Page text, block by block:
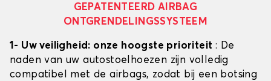
GEPATENTEERD AIRBAG
ONTGRENDELINGSSYSTEEM
1- Uw veiligheid: onze hoogste prioriteit : De
naden van uw autostoelhoezen zijn volledig
compatibel met de airbags, zodat bij een botsing